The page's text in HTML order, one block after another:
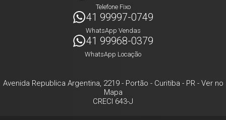
Telefone Fixo
41 99997-0749
WhatsApp Vendas
41 99968-0379
WhatsApp Locação
Avenida Republica Argentina, 2219- Portão - Curitiba - PR- Ver no
Mapa
CRECI 643-J